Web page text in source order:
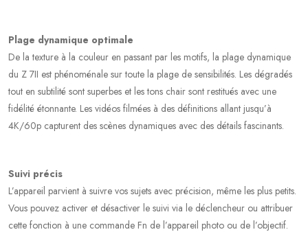
Plage dynamique optimale
De la texture à la couleur en passant par les motifs, la plage dynamique
du Z 7II est phénoménale sur toute la plage de sensibilités. Les dégradés
tout en subtilité sont superbes et les tons chair sont restitués avec une
fidélité étonnante. Les vidéos filmées à des définitions allant jusqu’à
4K/60p capturent des scènes dynamiques avec des détails fascinants.
Suivi précis
L’appareil parvient à suivre vos sujets avec précision, même les plus petits.
Vous pouvez activer et désactiver le suivi via le déclencheur ou attribuer
cette fonction à une commande Fn de l’appareil photo ou de l’objectif.